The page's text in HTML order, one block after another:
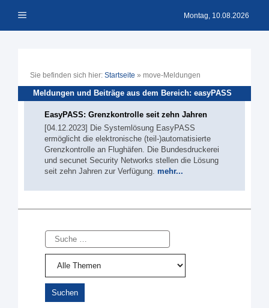
Inhalt Menü Montag, 10.08.2026
Sie befinden sich hier: Startseite » move-Meldungen
Meldungen und Beiträge aus dem Bereich: easyPASS
EasyPASS: Grenzkontrolle seit zehn Jahren
[04.12.2023] Die Systemlösung EasyPASS
ermöglicht die elektronische (teil-)automatisierte
Grenzkontrolle an Flughäfen. Die Bundesdruckerei
und secunet Security Networks stellen die Lösung
seit zehn Jahren zur Verfügung. mehr...
Suche